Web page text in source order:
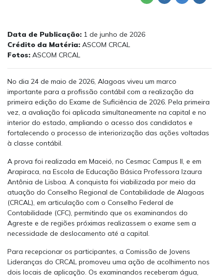
Data de Publicação: 1 de junho de 2026
Crédito da Matéria: ASCOM CRCAL
Fotos: ASCOM CRCAL
No dia 24 de maio de 2026, Alagoas viveu um marco
importante para a profissão contábil com a realização da
primeira edição do Exame de Suficiência de 2026. Pela primeira
vez, a avaliação foi aplicada simultaneamente na capital e no
interior do estado, ampliando o acesso dos candidatos e
fortalecendo o processo de interiorização das ações voltadas
à classe contábil.
A prova foi realizada em Maceió, no Cesmac Campus II, e em
Arapiraca, na Escola de Educação Básica Professora Izaura
Antônia de Lisboa. A conquista foi viabilizada por meio da
atuação do Conselho Regional de Contabilidade de Alagoas
(CRCAL), em articulação com o Conselho Federal de
Contabilidade (CFC), permitindo que os examinandos do
Agreste e de regiões próximas realizassem o exame sem a
necessidade de deslocamento até a capital.
Para recepcionar os participantes, a Comissão de Jovens
Lideranças do CRCAL promoveu uma ação de acolhimento nos
dois locais de aplicação. Os examinandos receberam água,